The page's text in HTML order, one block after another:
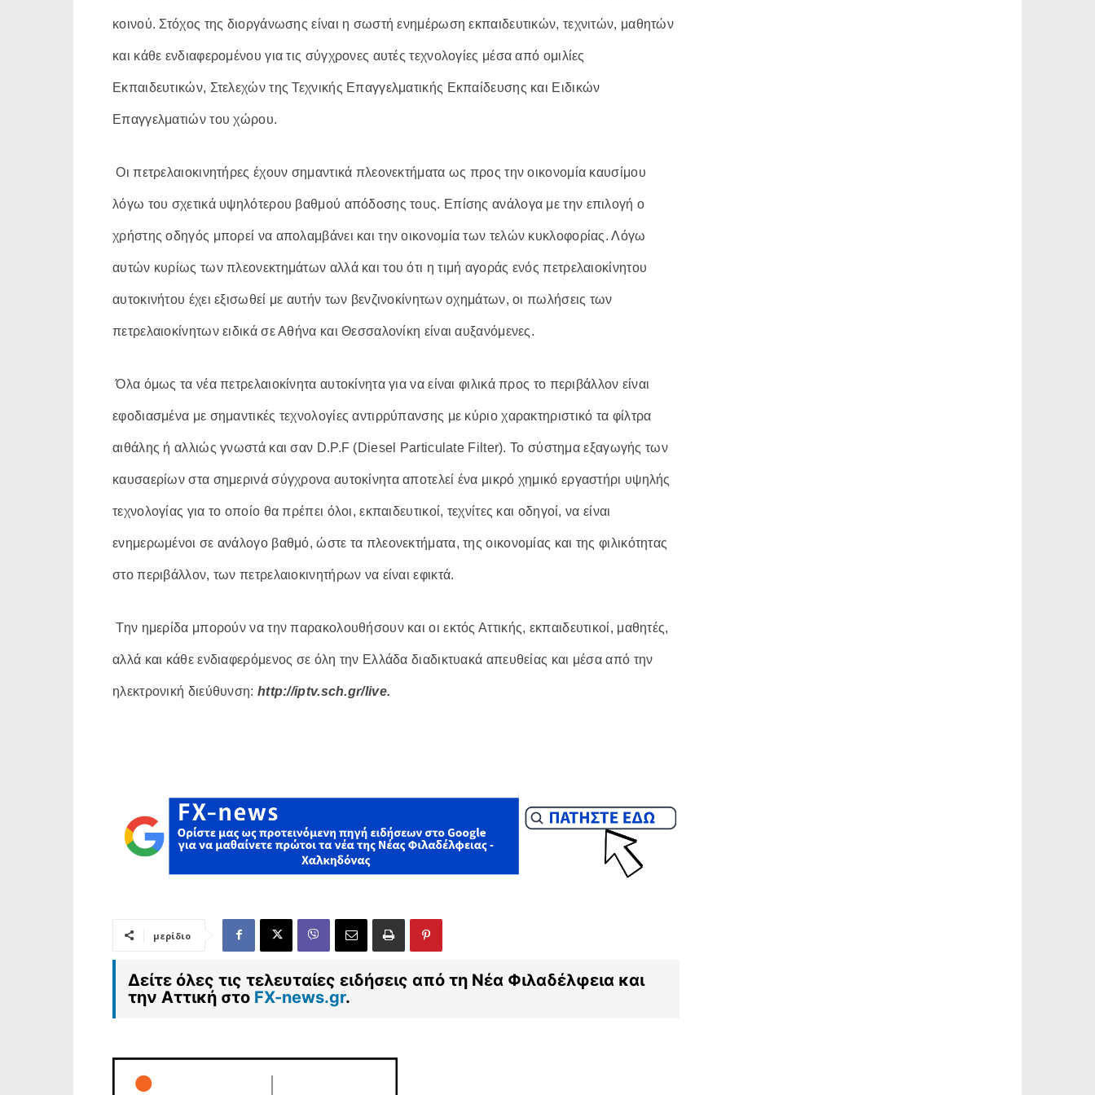
κοινού. Στόχος της διοργάνωσης είναι η σωστή ενημέρωση εκπαιδευτικών, τεχνιτών, μαθητών
και κάθε ενδιαφερομένου για τις σύγχρονες αυτές τεχνολογίες μέσα από ομιλίες
Εκπαιδευτικών, Στελεχών της Τεχνικής Επαγγελματικής Εκπαίδευσης και Ειδικών
Επαγγελματιών του χώρου.
Οι πετρελαιοκινητήρες έχουν σημαντικά πλεονεκτήματα ως προς την οικονομία καυσίμου
λόγω του σχετικά υψηλότερου βαθμού απόδοσης τους. Επίσης ανάλογα με την επιλογή ο
χρήστης οδηγός μπορεί να απολαμβάνει και την οικονομία των τελών κυκλοφορίας. Λόγω
αυτών κυρίως των πλεονεκτημάτων αλλά και του ότι η τιμή αγοράς ενός πετρελαιοκίνητου
αυτοκινήτου έχει εξισωθεί με αυτήν των βενζινοκίνητων οχημάτων, οι πωλήσεις των
πετρελαιοκίνητων ειδικά σε Αθήνα και Θεσσαλονίκη είναι αυξανόμενες.
Όλα όμως τα νέα πετρελαιοκίνητα αυτοκίνητα για να είναι φιλικά προς το περιβάλλον είναι
εφοδιασμένα με σημαντικές τεχνολογίες αντιρρύπανσης με κύριο χαρακτηριστικό τα φίλτρα
αιθάλης ή αλλιώς γνωστά και σαν D.P.F (Diesel Particulate Filter). Το σύστημα εξαγωγής των
καυσαερίων στα σημερινά σύγχρονα αυτοκίνητα αποτελεί ένα μικρό χημικό εργαστήρι υψηλής
τεχνολογίας για το οποίο θα πρέπει όλοι, εκπαιδευτικοί, τεχνίτες και οδηγοί, να είναι
ενημερωμένοι σε ανάλογο βαθμό, ώστε τα πλεονεκτήματα, της οικονομίας και της φιλικότητας
στο περιβάλλον, των πετρελαιοκινητήρων να είναι εφικτά.
Την ημερίδα μπορούν να την παρακολουθήσουν και οι εκτός Αττικής, εκπαιδευτικοί, μαθητές,
αλλά και κάθε ενδιαφερόμενος σε όλη την Ελλάδα διαδικτυακά απευθείας και μέσα από την
ηλεκτρονική διεύθυνση: http://iptv.sch.gr/live.
μερίδιο
Δείτε όλες τις τελευταίες ειδήσεις από τη Νέα Φιλαδέλφεια και
την Αττική στο FX-news.gr.